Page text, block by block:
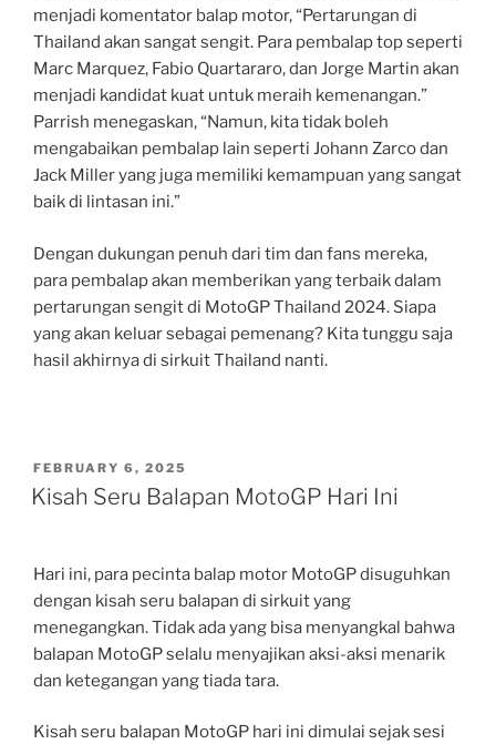
menjadi komentator balap motor, “Pertarungan di
Thailand akan sangat sengit. Para pembalap top seperti
Marc Marquez, Fabio Quartararo, dan Jorge Martin akan
menjadi kandidat kuat untuk meraih kemenangan.”
Parrish menegaskan, “Namun, kita tidak boleh
mengabaikan pembalap lain seperti Johann Zarco dan
Jack Miller yang juga memiliki kemampuan yang sangat
baik di lintasan ini.”
Dengan dukungan penuh dari tim dan fans mereka,
para pembalap akan memberikan yang terbaik dalam
pertarungan sengit di MotoGP Thailand 2024. Siapa
yang akan keluar sebagai pemenang? Kita tunggu saja
hasil akhirnya di sirkuit Thailand nanti.
POSTED
ON
FEBRUARY 6, 2025
Kisah Seru Balapan MotoGP Hari Ini
Hari ini, para pecinta balap motor MotoGP disuguhkan
dengan kisah seru balapan di sirkuit yang
menegangkan. Tidak ada yang bisa menyangkal bahwa
balapan MotoGP selalu menyajikan aksi-aksi menarik
dan ketegangan yang tiada tara.
Kisah seru balapan MotoGP hari ini dimulai sejak sesi